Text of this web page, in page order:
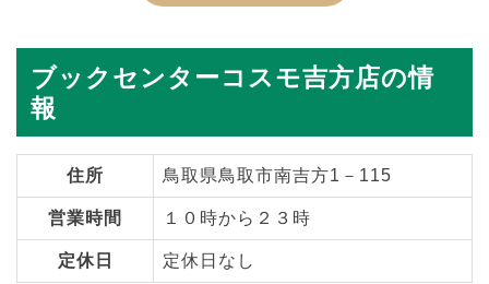
ブックセンターコスモ吉方店の情
報
住所 鳥取県鳥取市南吉方1－115
営業時間 １０時から２３時
定休日 定休日なし